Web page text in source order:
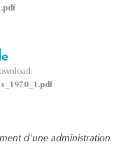
d'une administration